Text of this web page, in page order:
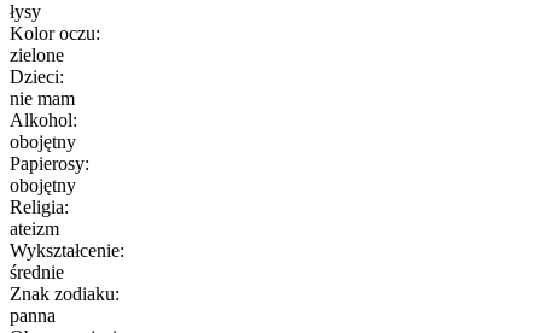
łysy
Kolor oczu:
zielone
Dzieci:
nie mam
Alkohol:
obojętny
Papierosy:
obojętny
Religia:
ateizm
Wykształcenie:
średnie
Znak zodiaku:
panna